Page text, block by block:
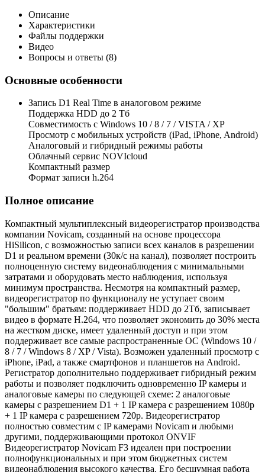
Описание
Характеристики
Файлы поддержки
Видео
Вопросы и ответы (8)
Основные особенности
Запись D1 Real Time в аналоговом режиме
Поддержка HDD до 2 Тб
Совместимость с Windows 10 / 8 / 7 / VISTA / XP
Просмотр с мобильных устройств (iPad, iPhone, Android)
Аналоговый и гибридный режимы работы
Облачный сервис NOVIcloud
Компактный размер
Формат записи h.264
Полное описание
Компактный мультиплексный видеорегистратор производства
компании Novicam, созданный на основе процессора
HiSilicon, с возможностью записи всех каналов в разрешении
D1 и реальном времени (30к/с на канал), позволяет построить
полноценную систему видеонаблюдения с минимальными
затратами и оборудовать место наблюдения, используя
минимум пространства. Несмотря на компактный размер,
видеорегистратор по функционалу не уступает своим
"большим" братьям: поддерживает HDD до 2Тб, записывает
видео в формате H.264, что позволяет экономить до 30% места
на жестком диске, имеет удаленный доступ и при этом
поддерживает все самые распространенные ОС (Windows 10 /
8 / 7 / Windows 8 / XP / Vista). Возможен удаленный просмотр с
iPhone, iPad, а также смартфонов и планшетов на Android.
Регистратор дополнительно поддерживает гибридный режим
работы и позволяет подключить одновременно IP камеры и
аналоговые камеры по следующей схеме: 2 аналоговые
камеры с разрешением D1 + 1 IP камера с разрешением 1080p
+ 1 IP камера с разрешением 720p. Видеорегистратор
полностью совместим с IP камерами Novicam и любыми
другими, поддерживающими протокол ONVIF
Видеорегистратор Novicam F3 идеален при построении
полнофункциональных и при этом бюджетных систем
видеонаблюдения высокого качества. Его бесшумная работа